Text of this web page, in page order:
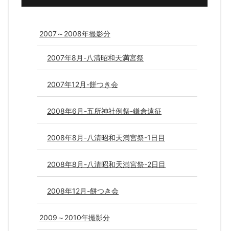
2007～2008年撮影分
2007年8月-八清昭和天満宮祭
2007年12月-餅つき会
2008年6月-五所神社例祭-鎌倉遠征
2008年8月-八清昭和天満宮祭-1日目
2008年8月-八清昭和天満宮祭-2日目
2008年12月-餅つき会
2009～2010年撮影分